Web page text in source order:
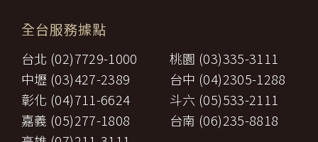
全台服務據點
台北 (02)7729-1000
桃園 (03)335-3111
中壢 (03)427-2389
台中 (04)2305-1288
彰化 (04)711-6624
斗六 (05)533-2111
嘉義 (05)277-1808
台南 (06)235-8818